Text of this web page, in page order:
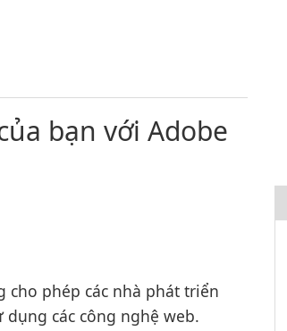
bạn với Adobe
cho phép các nhà phát triển
các công nghệ web.